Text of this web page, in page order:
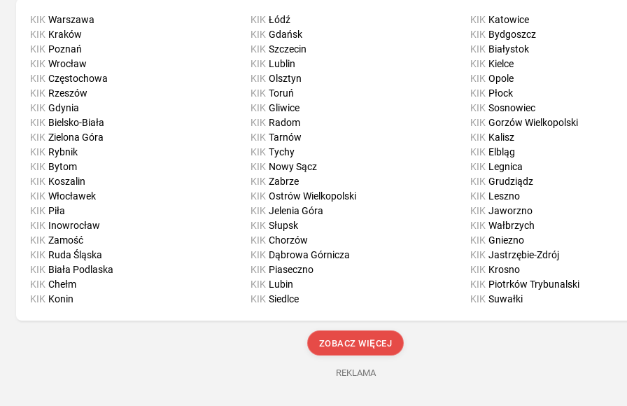
KIK Warszawa
KIK Kraków
KIK Poznań
KIK Wrocław
KIK Łódź
KIK Gdańsk
KIK Szczecin
KIK Lublin
KIK Katowice
KIK Bydgoszcz
KIK Białystok
KIK Kielce
KIK Częstochowa
KIK Rzeszów
KIK Gdynia
KIK Bielsko-Biała
KIK Olsztyn
KIK Toruń
KIK Gliwice
KIK Radom
KIK Opole
KIK Płock
KIK Sosnowiec
KIK Gorzów Wielkopolski
KIK Zielona Góra
KIK Rybnik
KIK Bytom
KIK Koszalin
KIK Tarnów
KIK Tychy
KIK Nowy Sącz
KIK Zabrze
KIK Kalisz
KIK Elbląg
KIK Legnica
KIK Grudziądz
KIK Włocławek
KIK Piła
KIK Inowrocław
KIK Zamość
KIK Ostrów Wielkopolski
KIK Jelenia Góra
KIK Słupsk
KIK Chorzów
KIK Leszno
KIK Jaworzno
KIK Wałbrzych
KIK Gniezno
KIK Ruda Śląska
KIK Biała Podlaska
KIK Chełm
KIK Konin
KIK Dąbrowa Górnicza
KIK Piaseczno
KIK Lubin
KIK Siedlce
KIK Jastrzębie-Zdrój
KIK Krosno
KIK Piotrków Trybunalski
KIK Suwałki
ZOBACZ WIĘCEJ
REKLAMA